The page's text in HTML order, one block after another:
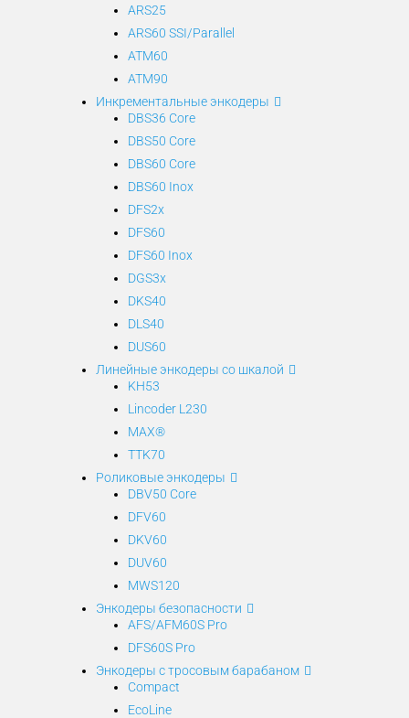
ARS25
ARS60 SSI/Parallel
ATM60
ATM90
Инкрементальные энкодеры
DBS36 Core
DBS50 Core
DBS60 Core
DBS60 Inox
DFS2x
DFS60
DFS60 Inox
DGS3x
DKS40
DLS40
DUS60
Линейные энкодеры со шкалой
KH53
Lincoder L230
MAX®
TTK70
Роликовые энкодеры
DBV50 Core
DFV60
DKV60
DUV60
MWS120
Энкодеры безопасности
AFS/AFM60S Pro
DFS60S Pro
Энкодеры с тросовым барабаном
Compact
EcoLine